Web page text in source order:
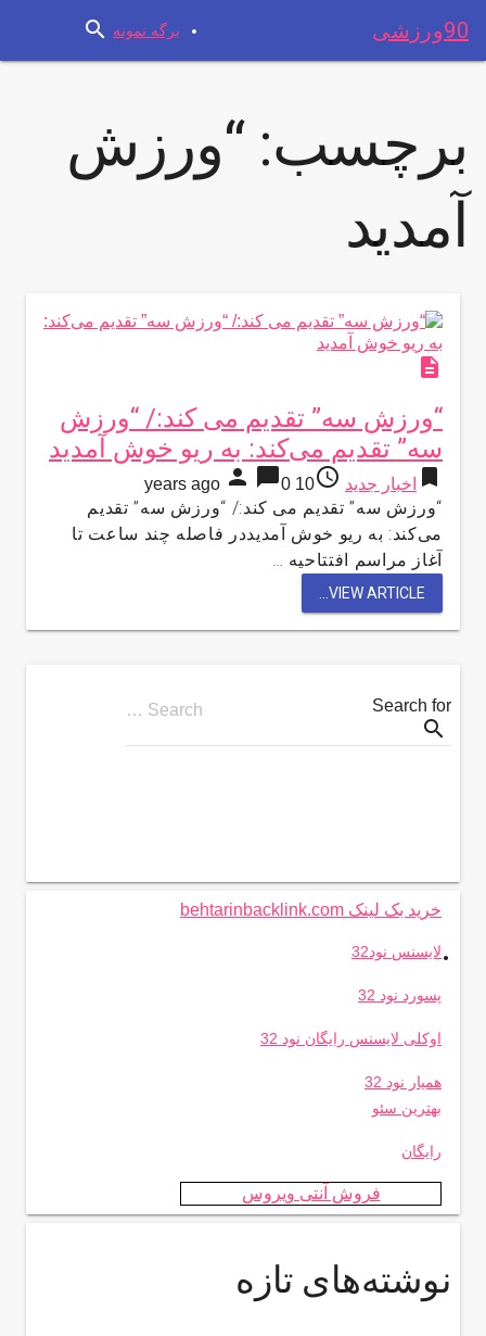
90ورزشی برگه نمونه search
برچسب:“ورزش
آمدید
description
“ورزش سه” تقدیم می کند:/ “ورزش
سه” تقدیم می‌کند: به ریو خوش آمدید
bookmark اخبار جدید access_time
10 years ago
person chat_bubble0
“ورزش سه” تقدیم می کند:/ “ورزش سه” تقدیم
می‌کند: به ریو خوش آمدیددر فاصله چند ساعت تا
آغاز مراسم افتتاحیه …
VIEW ARTICLE...
Search for
Search …
search
.
خرید بک لینک behtarinbacklink.com
لایسنس نود32
پسورد نود 32
اوکلی لایسنس رایگان نود 32
همیار نود 32
بهترین سئو
رایگان
فروش آنتی ویروس
نوشته‌های تازه